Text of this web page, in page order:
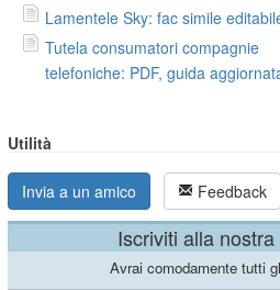
Lamentele Sky: fac simile
Tutela consumatori compagnie
telefoniche: PDF, guida
Utilità
Invia a un amico Feedback
Iscriviti alla
Avrai comodamente tutti